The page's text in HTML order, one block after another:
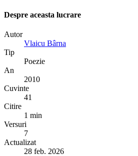
Despre aceasta lucrare
Autor
Vlaicu Bârna
Tip
Poezie
An
2010
Cuvinte
41
Citire
1 min
Versuri
7
Actualizat
28 feb. 2026